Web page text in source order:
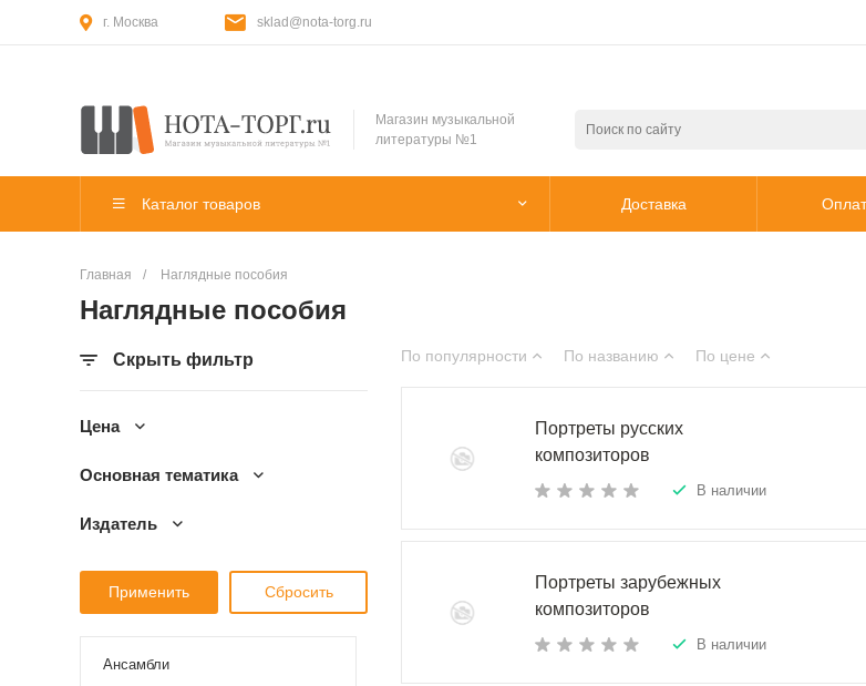
г. Москва sklad@nota-torg.ru
Магазин музыкальной
литературы №1
Каталог товаров Доставка
Главная / Наглядные пособия
Наглядные пособия
Скрыть фильтр
Цена
Основная тематика
Издатель
Ансамбли
По популярности По названию По цене
Портреты русских
композиторов
В наличии
Портреты зарубежных
композиторов
В наличии